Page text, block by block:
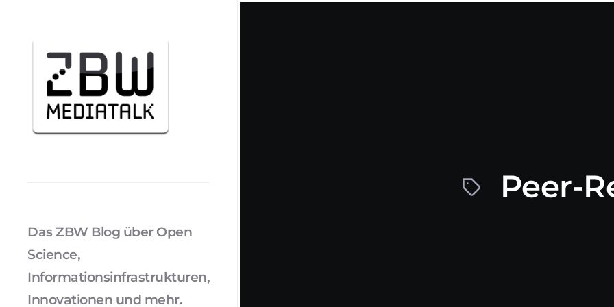
Peer-
Das ZBW Blog über Open
Science,
Informationsinfrastrukturen,
Innovationen und mehr.